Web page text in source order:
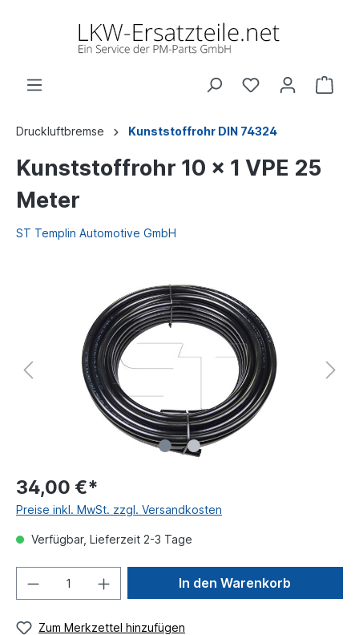
Druckluftbremse Kunststoffrohr DIN 74324
Kunststoffrohr 10 x 1 VPE 25
Meter
ST Templin Automotive GmbH
34,00 €*
Preise inkl. MwSt. zzgl. Versandkosten
Verfügbar, Lieferzeit 2-3 Tage
In den Warenkorb
Zum Merkzettel hinzufügen